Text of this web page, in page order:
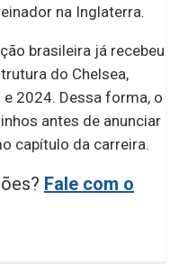
na Inglaterra.
brasileira já recebeu
do Chelsea,
2024. Dessa forma, o
antes de anunciar
capítulo da carreira.
Fale com o